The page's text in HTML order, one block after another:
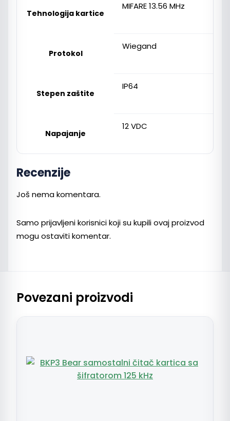
Tehnologija kartice
MIFARE 13.56 MHz
Protokol
Wiegand
Stepen zaštite
IP64
Napajanje
12 VDC
Recenzije
Još nema komentara.
Samo prijavljeni korisnici koji su kupili ovaj proizvod
mogu ostaviti komentar.
Povezani proizvodi